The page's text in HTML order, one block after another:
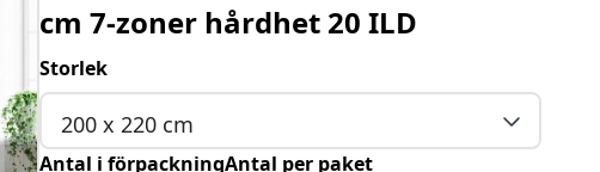
cm 7-zoner hårdhet 20 ILD
Storlek
200 x 220 cm
Antal i förpackningAntal per paket